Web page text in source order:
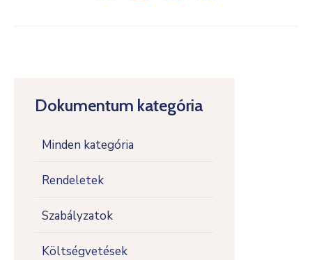
Dokumentum kategória
Minden kategória
Rendeletek
Szabályzatok
Költségvetések